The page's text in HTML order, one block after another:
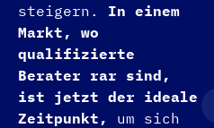
steigern. In einem
Markt, wo
qualifizierte
Berater rar sind,
ist jetzt der ideale
Zeitpunkt,
um sich